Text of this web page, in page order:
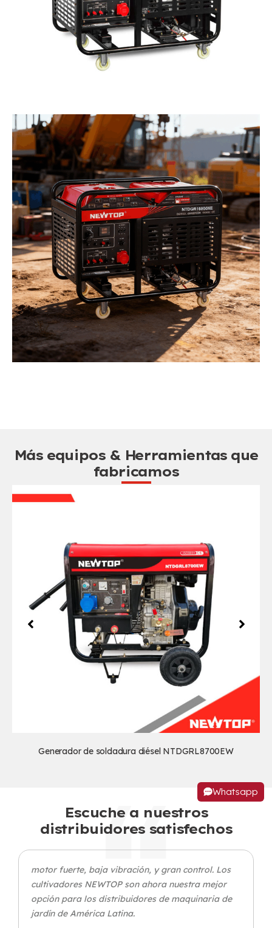
Más equipos & Herramientas que
fabricamos
Generador de soldadura diésel NTDGRL8700EW
Escuche a nuestros
distribuidores satisfechos
motor fuerte, baja vibración, y gran control. Los
cultivadores NEWTOP son ahora nuestra mejor
opción para los distribuidores de maquinaria de
jardín de América Latina.
Whatsapp